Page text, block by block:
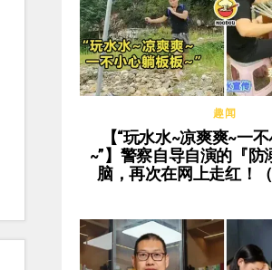
趣闻
【“玩水水~凉爽爽~一
~”】警察自导自演的『防
脑，再次在网上走红！（